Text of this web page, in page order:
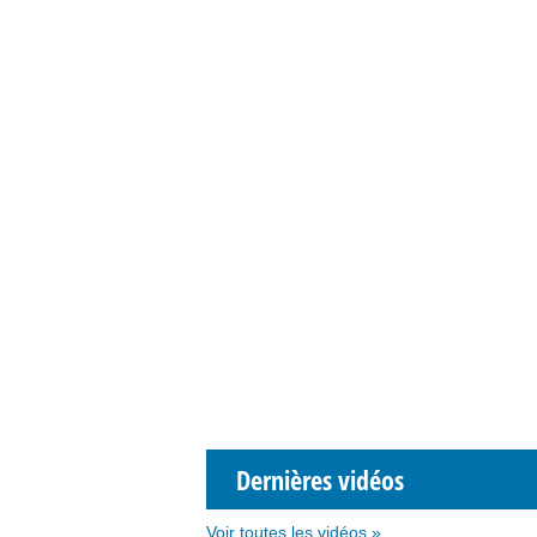
Dernières vidéos
Voir toutes les vidéos »